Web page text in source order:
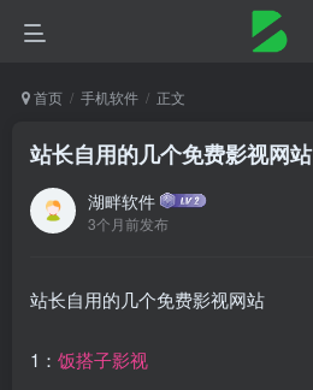
首页 手机软件 正文
站长自用的几个免费影视网站
湖畔软件
3个月前发布
站长自用的几个免费影视网站
1： 饭搭子影视